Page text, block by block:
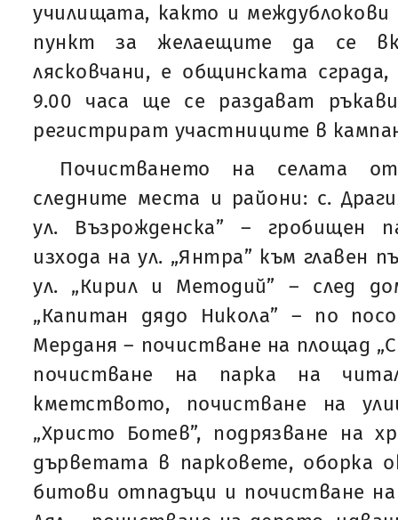
училищата, както и
пункт за желаещите да се
лясковчани, е общинската
9.00 часа ще се раздават
регистрират участниците в
Почистването на селата
следните места и райони: с.
ул. Възрожденска” – гробищен
изхода на ул. „Янтра” към главен
ул. „Кирил и Методий” – след
„Капитан дядо Никола” – по
Мерданя – почистване на площад
почистване на парка на
кметството, почистване на
„Христо Ботев”, подрязване на
дърветата в парковете, оборка
битови отпадъци и почистване